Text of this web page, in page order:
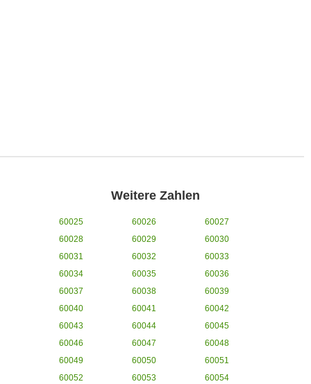
Weitere Zahlen
60025 60026
60027
60028
60029
60030
60031
60032
60033
60034
60035
60036
60037
60038
60039
60040
60041
60042
60043
60044
60045
60046
60047
60048
60049
60050
60051
60052
60053
60054